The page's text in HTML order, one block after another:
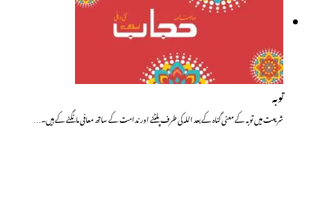
توبہ
شریعت میں توبہ کے معنی گناہ کے بعد اللہ کی طرف پلٹنے اور ندامت کے ساتھ معافی مانگنے کے ہیں۔…